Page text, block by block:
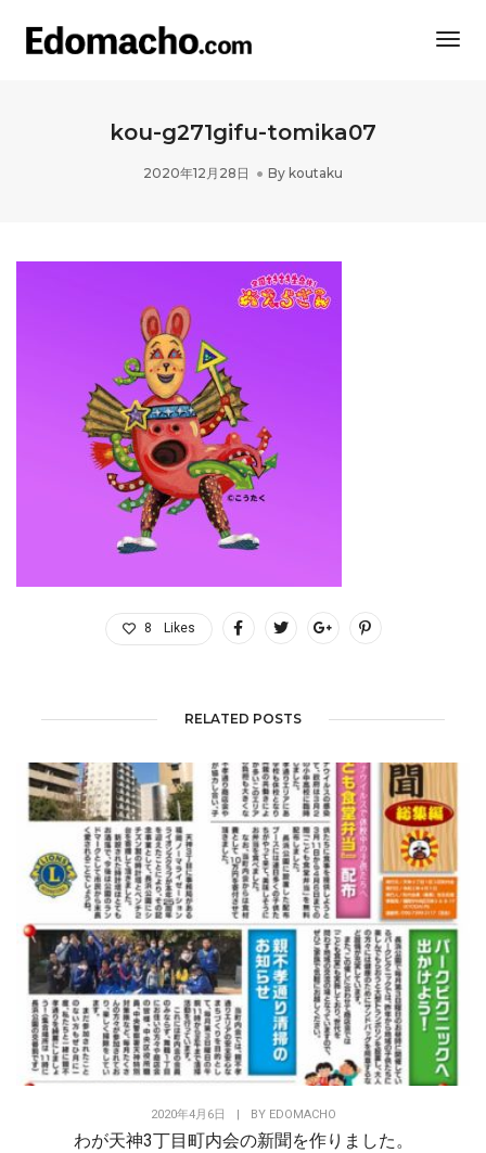
kou-g271gifu-tomika07
2020年12月28日 By koutaku
8 Likes
RELATED POSTS
2020年4月6日 BY EDOMACHO
わが天神3丁目町内会の新聞を作りました。